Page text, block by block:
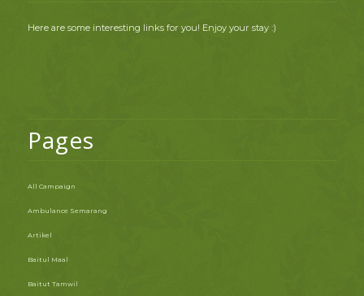
Here are some interesting links for you! Enjoy your stay :)
Pages
All Campaign
Ambulance Semarang
Artikel
Baitul Maal
Baitut Tamwil